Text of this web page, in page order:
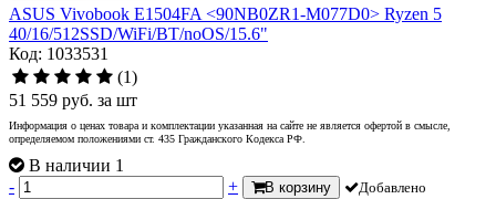
ASUS Vivobook E1504FA <90NB0ZR1-M077D0> Ryzen 5
40/16/512SSD/WiFi/BT/noOS/15.6"
Код: 1033531
(1)
51 559 руб. за шт
Информация о ценах товара и комплектации указанная на сайте не является офертой в смысле,
определяемом положениями ст. 435 Гражданского Кодекса РФ.
В наличии 1
-
+ В корзину Добавлено